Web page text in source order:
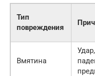
Тип
повреждения
Вмятина
Удар,